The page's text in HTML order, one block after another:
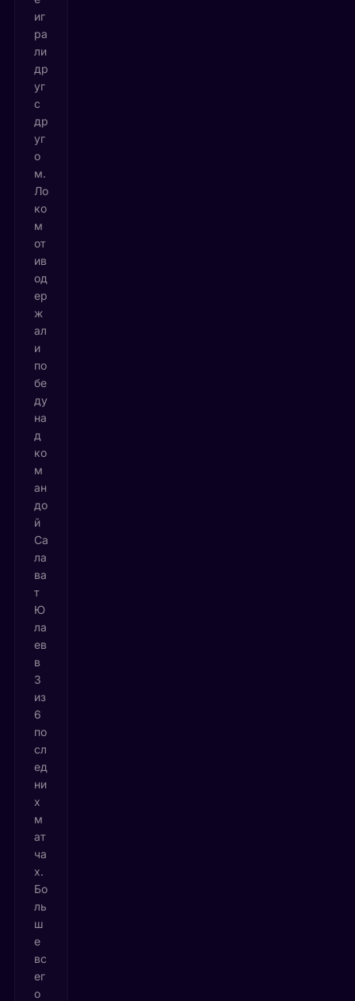
иг
ра
ли
др
уг
с
др
уг
о
м.
Ло
ко
м
от
ив
од
ер
ж
ал
и
по
бе
ду
на
д
ко
м
ан
до
й
Са
ла
ва
т
Ю
ла
ев
в
3
из
6
по
сл
ед
ни
х
м
ат
ча
х.
Бо
ль
ш
е
вс
ег
о